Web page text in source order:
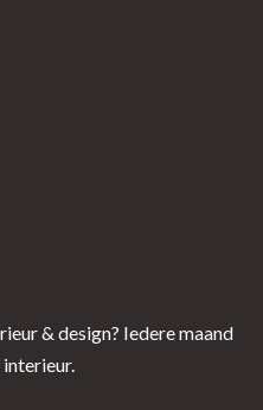
& design? Iedere maand